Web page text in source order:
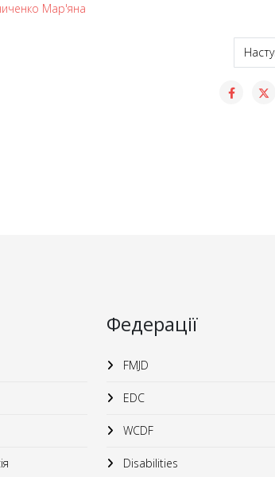
Мар'яна
Європи з шашок-100
Федерації
FMJD
EDC
WCDF
Disabilities